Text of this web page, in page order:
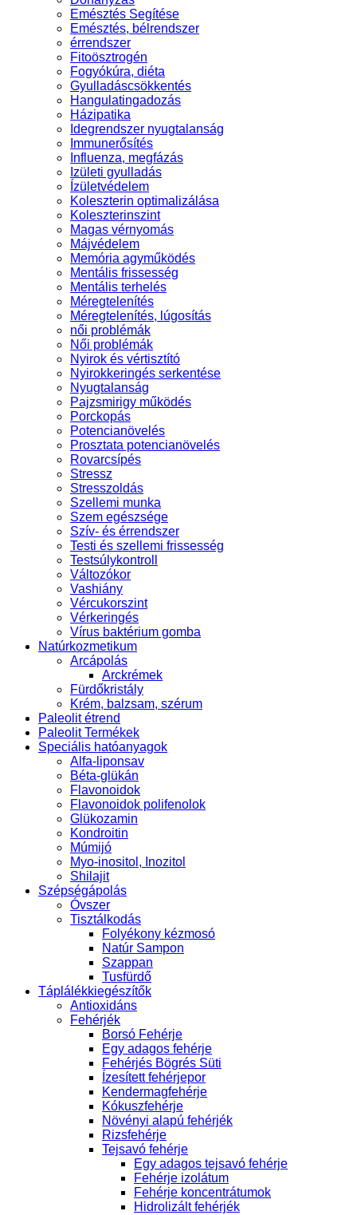
Emésztés Segítése
Emésztés, bélrendszer
érrendszer
Fitoösztrogén
Fogyókúra, diéta
Gyulladáscsökkentés
Hangulatingadozás
Házipatika
Idegrendszer nyugtalanság
Immunerősítés
Influenza, megfázás
Izületi gyulladás
Ízületvédelem
Koleszterin optimalizálása
Koleszterinszint
Magas vérnyomás
Májvédelem
Memória agyműködés
Mentális frissesség
Mentális terhelés
Méregtelenítés
Méregtelenítés, lúgosítás
női problémák
Női problémák
Nyirok és vértisztító
Nyirokkeringés serkentése
Nyugtalanság
Pajzsmirigy működés
Porckopás
Potencianövelés
Prosztata potencianövelés
Rovarcsípés
Stressz
Stresszoldás
Szellemi munka
Szem egészsége
Szív- és érrendszer
Testi és szellemi frissesség
Testsúlykontroll
Változókor
Vashiány
Vércukorszint
Vérkeringés
Vírus baktérium gomba
Natúrkozmetikum
Arcápolás
Arckrémek
Fürdőkristály
Krém, balzsam, szérum
Paleolit étrend
Paleolit Termékek
Speciális hatóanyagok
Alfa-liponsav
Béta-glükán
Flavonoidok
Flavonoidok polifenolok
Glükozamin
Kondroitin
Múmijó
Myo-inositol, Inozitol
Shilajit
Szépségápolás
Óvszer
Tisztálkodás
Folyékony kézmosó
Natúr Sampon
Szappan
Tusfürdő
Táplálékkiegészítők
Antioxidáns
Fehérjék
Borsó Fehérje
Egy adagos fehérje
Fehérjés Bögrés Süti
Ízesített fehérjepor
Kendermagfehérje
Kókuszfehérje
Növényi alapú fehérjék
Rizsfehérje
Tejsavó fehérje
Egy adagos tejsavó fehérje
Fehérje izolátum
Fehérje koncentrátumok
Hidrolizált fehérjék